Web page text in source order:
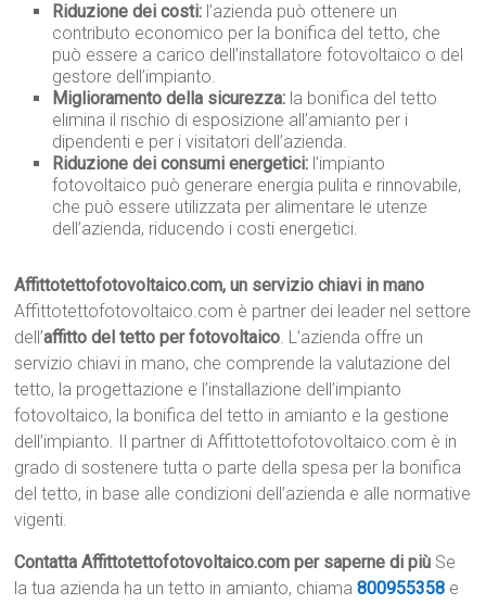
Riduzione dei costi: l’azienda può ottenere un
contributo economico per la bonifica del tetto, che
può essere a carico dell’installatore fotovoltaico o del
gestore dell’impianto.
Miglioramento della sicurezza: la bonifica del tetto
elimina il rischio di esposizione all’amianto per i
dipendenti e per i visitatori dell’azienda.
Riduzione dei consumi energetici: l’impianto
fotovoltaico può generare energia pulita e rinnovabile,
che può essere utilizzata per alimentare le utenze
dell’azienda, riducendo i costi energetici.
Affittotettofotovoltaico.com, un servizio chiavi in mano
Affittotettofotovoltaico.com è partner dei leader nel settore
dell’affitto del tetto per fotovoltaico. L’azienda offre un
servizio chiavi in mano, che comprende la valutazione del
tetto, la progettazione e l’installazione dell’impianto
fotovoltaico, la bonifica del tetto in amianto e la gestione
dell’impianto. Il partner di Affittotettofotovoltaico.com è in
grado di sostenere tutta o parte della spesa per la bonifica
del tetto, in base alle condizioni dell’azienda e alle normative
vigenti.
Contatta Affittotettofotovoltaico.com per saperne di più Se
la tua azienda ha un tetto in amianto, chiama800955358 e